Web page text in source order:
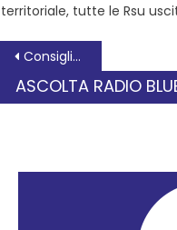
territoriale, tutte le Rsu
Consiglio Comunale monotematico su ECOPOL: intervento di Dina Merlo
ASCOLTA RADIO